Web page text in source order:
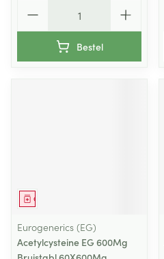
Bestel
Geneesmiddel
Eurogenerics (EG)
Acetylcysteine EG 600Mg